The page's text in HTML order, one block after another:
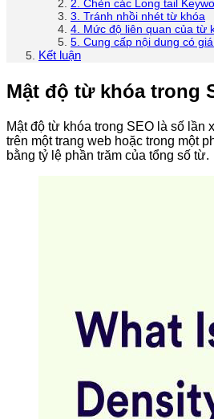
2. Chèn các Long tail
3. Tránh nhồi nhét từ khóa
4. Mức độ liên quan của từ
5. Cung cấp nội dung có
Kết luận
Mật độ từ khóa trong
Mật độ từ khóa trong SEO là số lần
trên một trang web hoặc trong một
bằng tỷ lệ phần trăm của tổng số từ.